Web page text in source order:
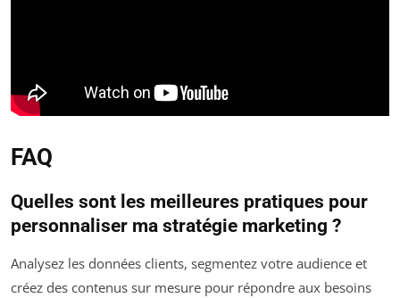
FAQ
Quelles sont les meilleures pratiques pour
personnaliser ma stratégie marketing ?
Analysez les données clients, segmentez votre audience et
créez des contenus sur mesure pour répondre aux besoins